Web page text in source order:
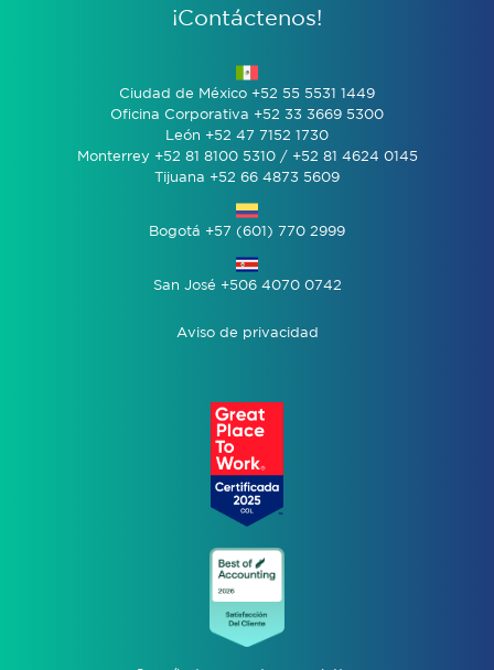
¡Contáctenos!
Ciudad de México +52 55 5531 1449
Oficina Corporativa +52 33 3669 5300
León +52 47 7152 1730
Monterrey +52 81 8100 5310 / +52 81 4624 0145
Tijuana +52 66 4873 5609
Bogotá +57 (601) 770 2999
San José +506 4070 0742
Aviso de privacidad